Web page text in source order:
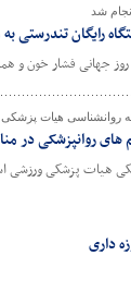
شد
رایگان
جهانی فشار خون و
روانشناسی هیات
های روانپزشکی در
هیات پزشکی ورزشی
داری